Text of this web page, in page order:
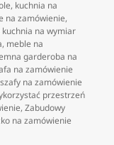
, kuchnia na
na zamówienie,
kuchnia na wymiar
, meble na
garderoba na
na zamówienie
szafy na zamówienie
przestrzeń
,Zabudowy
na zamówienie